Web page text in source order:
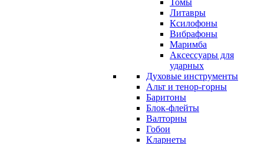
Томы
Литавры
Ксилофоны
Вибрафоны
Маримба
Аксессуары для
ударных
Духовые инструменты
Альт и тенор-горны
Баритоны
Блок-флейты
Валторны
Гобои
Кларнеты